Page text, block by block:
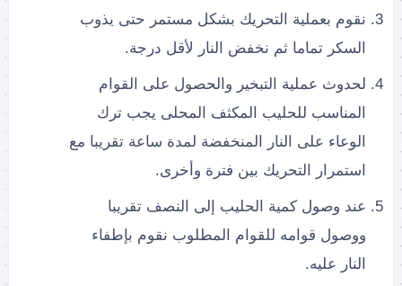
نقوم بعملية التحريك بشكل مستمر حتى يذوب
السكر تماما ثم نخفض النار لأقل درجة.
لحدوث عملية التبخير والحصول على القوام
المناسب للحليب المكثف المحلى يجب ترك
الوعاء على النار المنخفضة لمدة ساعة تقريبا مع
استمرار التحريك بين فترة وأخرى.
عند وصول كمية الحليب إلى النصف تقريبا
ووصول قوامه للقوام المطلوب نقوم بإطفاء
النار عليه.